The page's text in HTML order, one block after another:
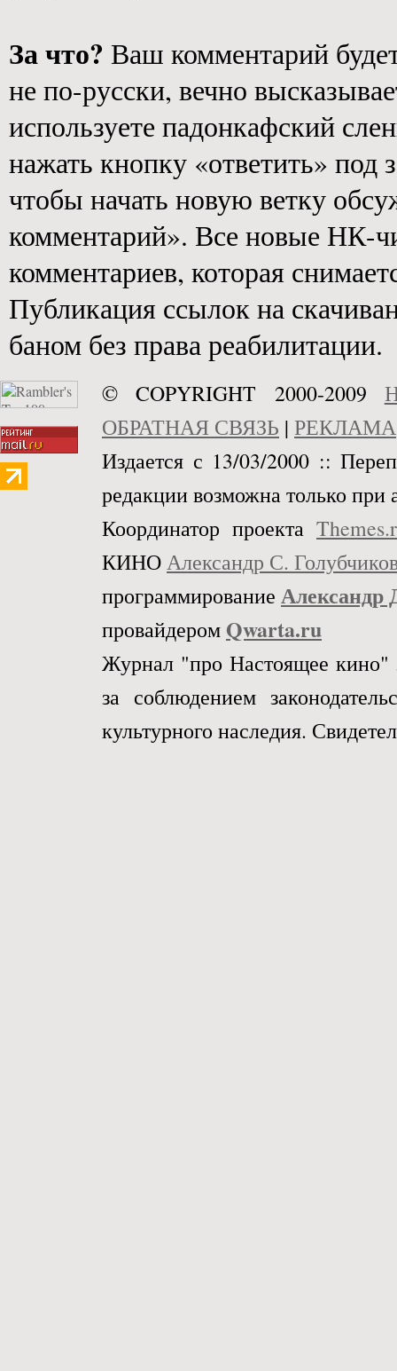
За что? Ваш комментарий
не по-русски, вечно
используете падонкафский
нажать кнопку «ответить» под
чтобы начать новую ветку
комментарий». Все новые НК-
комментариев, которая
Публикация ссылок на
баном без права реабилитации.
© COPYRIGHT 2000-2009
ОБРАТНАЯ СВЯЗЬ | РЕКЛАМА
Издается с 13/03/2000 ::
редакции возможна только
Координатор проекта
КИНОАлександр С.
программирование Александр
провайдером Qwarta.ru
Журнал "про Настоящее кино"
за соблюдением
культурного наследия.